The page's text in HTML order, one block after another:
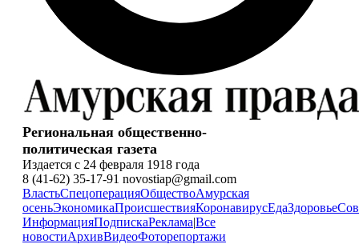
Региональная общественно-
политическая газета
Издается с 24 февраля 1918 года
8 (41-62) 35-17-91 novostiap@gmail.com
ВластьСпецоперацияОбществоАмурская
осеньЭкономикаПроисшествияКоронавирусЕдаЗдоровье
ИнформацияПодпискаРеклама|Все
новостиАрхивВидеоФоторепортажи